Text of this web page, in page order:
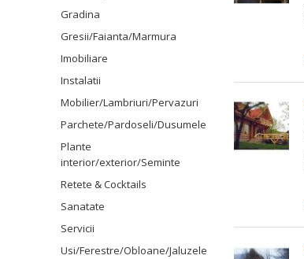
Gradina
Gresii/Faianta/Marmura
Imobiliare
Instalatii
Mobilier/Lambriuri/Pervazuri
Parchete/Pardoseli/Dusumele
Plante
interior/exterior/Seminte
Retete & Cocktails
Sanatate
Servicii
Usi/Ferestre/Obloane/Jaluzele